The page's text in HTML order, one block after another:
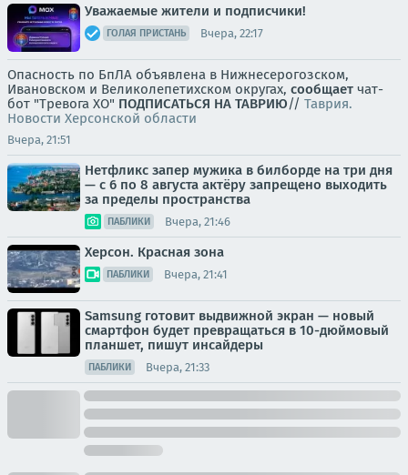
Уважаемые жители и подписчики!
ГОЛАЯ ПРИСТАНЬ Вчера, 22:17
Опасность по БпЛА объявлена в Нижнесерогозском,
Ивановском и Великолепетихском округах, сообщает чат-
бот "Тревога ХО" ПОДПИСАТЬСЯ НА ТАВРИЮ// Таврия.
Новости Херсонской области
Вчера, 21:51
Нетфликс запер мужика в билборде на три дня
— с 6 по 8 августа актёру запрещено выходить
за пределы пространства
ПАБЛИКИ Вчера, 21:46
Херсон. Красная зона
ПАБЛИКИ Вчера, 21:41
Samsung готовит выдвижной экран — новый
смартфон будет превращаться в 10-дюймовый
планшет, пишут инсайдеры
ПАБЛИКИ Вчера, 21:33